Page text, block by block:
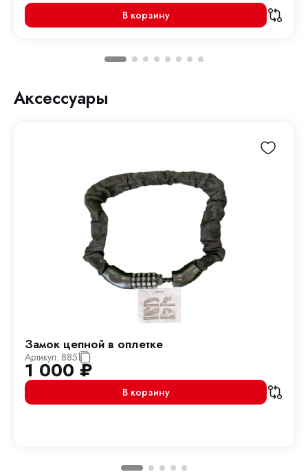
В корзину
Аксессуары
Замок цепной в оплетке
Артикул: 885
1 000₽
В корзину